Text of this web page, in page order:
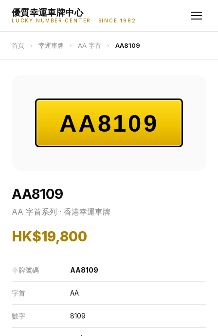
優質幸運車牌中心
LUCKY NUMBER CENTER · SINCE 1982
首頁 › 幸運車牌 › AA 字首 › AA8109
AA8109
AA8109
AA 字首系列 · 香港幸運車牌
HK$19,800
車牌號碼 AA8109
字首 AA
數字 8109